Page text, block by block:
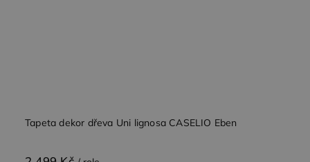
Tapeta dekor dřeva Uni lignosa CASELIO Eben